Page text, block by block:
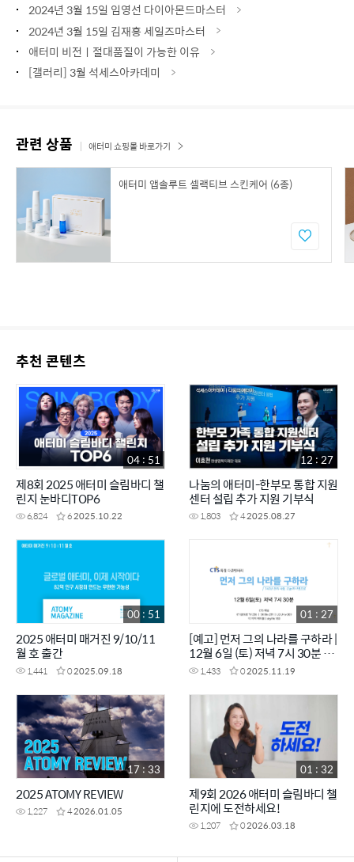
2024년 3월 15일 임영선 다이아몬드마스터
2024년 3월 15일 김재흥 세일즈마스터
애터미 비전ㅣ절대품질이 가능한 이유
[갤러리] 3월 석세스아카데미
관련 상품 애터미 쇼핑몰 바로가기
애터미 앱솔루트 셀랙티브 스킨케어 (6종)
추천 콘텐츠
제8회 2025 애터미 슬림바디 챌
린지 눈바디TOP6
6,824 62025.10.22
04 : 51
나눔의 애터미-한부모 통합 지원
센터 설립 추가 지원 기부식
1,803 42025.08.27
12 : 27
2025 애터미 매거진 9/10/11
월 호 출간
1,441 02025.09.18
00 : 51
[예고] 먼저 그의 나라를 구하라 |
12월 6일 (토) 저녁 7시 30분 방
송 | 140년 전의 사랑, 오늘의 사
명으로 | CTS특집다큐
1,433 02025.11.19
01 : 27
2025 ATOMY REVIEW
1,227 42026.01.05
17 : 33
제9회 2026 애터미 슬림바디 챌
린지에 도전하세요!
1,207 02026.03.18
01 : 32